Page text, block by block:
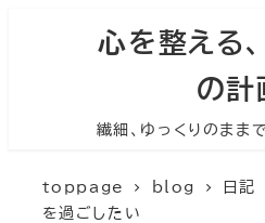
心を整える
の計
繊細、ゆっくりのまま
toppage blog 日記
を過ごしたい